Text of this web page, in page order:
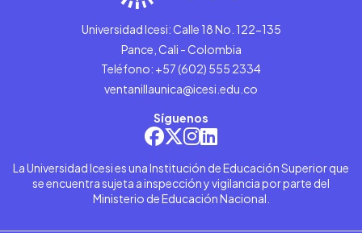
Universidad Icesi: Calle 18 No. 122-135
Pance, Cali - Colombia
Teléfono: +57 (602) 555 2334
ventanillaunica@icesi.edu.co
Síguenos
La Universidad Icesi es una Institución de Educación Superior que
se encuentra sujeta a inspección y vigilancia por parte del
Ministerio de Educación Nacional.